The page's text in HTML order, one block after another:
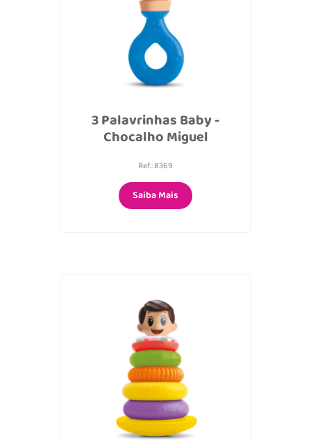
3 Palavrinhas Baby -
Chocalho Miguel
Ref.: 8369
Saiba Mais